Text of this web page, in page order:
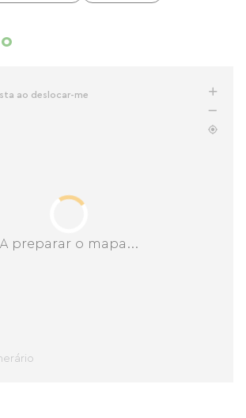
A preparar o mapa...
ao deslocar-me